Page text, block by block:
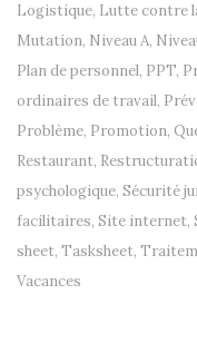
Logistique, Lutte contre
Mutation, Niveau A,
Plan de personnel, PPT,
ordinaires de travail,
Problème, Promotion,
Restaurant,
psychologique, Sécurité
facilitaires, Site internet,
sheet, Tasksheet,
Vacances